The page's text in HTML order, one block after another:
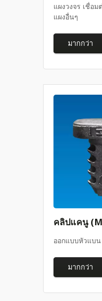
แผงวงจร เชื่อม
แผงอื่นๆ
มากกว่า
คลิปแคนู
ออกแบบหัวแบน
มากกว่า